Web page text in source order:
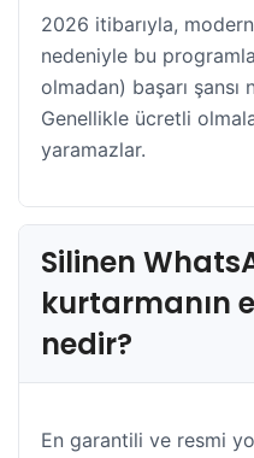
2026 itibarıyla,
nedeniyle bu
olmadan) başarı şansı
Genellikle ücretli
yaramazlar.
Silinen
kurtarmanın
nedir?
En garantili ve resmi